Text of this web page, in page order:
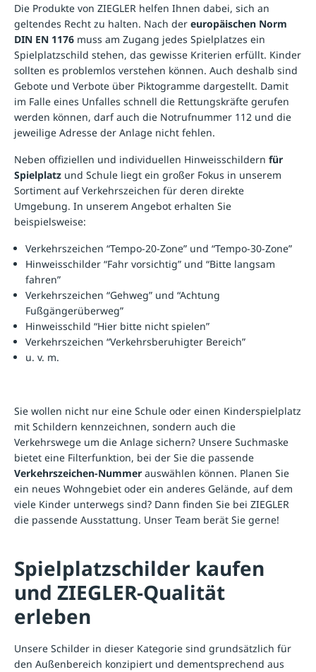
Die Produkte von ZIEGLER helfen Ihnen dabei, sich an
geltendes Recht zu halten. Nach der europäischen Norm
DIN EN 1176 muss am Zugang jedes Spielplatzes ein
Spielplatzschild stehen, das gewisse Kriterien erfüllt. Kinder
sollten es problemlos verstehen können. Auch deshalb sind
Gebote und Verbote über Piktogramme dargestellt. Damit
im Falle eines Unfalles schnell die Rettungskräfte gerufen
werden können, darf auch die Notrufnummer 112 und die
jeweilige Adresse der Anlage nicht fehlen.
Neben offiziellen und individuellen Hinweisschildern für
Spielplatz und Schule liegt ein großer Fokus in unserem
Sortiment auf Verkehrszeichen für deren direkte
Umgebung. In unserem Angebot erhalten Sie
beispielsweise:
Verkehrszeichen “Tempo-20-Zone” und “Tempo-30-Zone”
Hinweisschilder “Fahr vorsichtig” und “Bitte langsam
fahren”
Verkehrszeichen “Gehweg” und “Achtung
Fußgängerüberweg”
Hinweisschild “Hier bitte nicht spielen”
Verkehrszeichen “Verkehrsberuhigter Bereich”
u. v. m.
Sie wollen nicht nur eine Schule oder einen Kinderspielplatz
mit Schildern kennzeichnen, sondern auch die
Verkehrswege um die Anlage sichern? Unsere Suchmaske
bietet eine Filterfunktion, bei der Sie die passende
Verkehrszeichen-Nummer auswählen können. Planen Sie
ein neues Wohngebiet oder ein anderes Gelände, auf dem
viele Kinder unterwegs sind? Dann finden Sie bei ZIEGLER
die passende Ausstattung. Unser Team berät Sie gerne!
Spielplatzschilder kaufen
und ZIEGLER-Qualität
erleben
Unsere Schilder in dieser Kategorie sind grundsätzlich für
den Außenbereich konzipiert und dementsprechend aus